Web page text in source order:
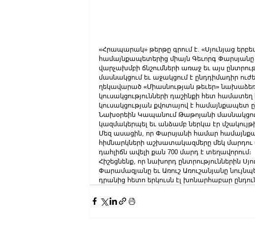
«Հրապարակ» թերթը գրում է. «Սյունյաց
համայնքապետերից միայն Գեւորգ Փարսյանը
վարչախմբի ճնշումների առաջ եւ այս
մասնակցում եւ աջակցում է ընդդիմադիր
ղեկավարած «Միասնության թեւեր»
կուսակցությունների դաշինքի հետ
կուսակցության քվոտայով է համայնքապետ
Նախօրեին Կապանում Թաթոյանի
կազմակերպել եւ անձամբ ներկա էր
Մեզ ասացին, որ Փարսյանի համար
հիմնարկների աշխատակազմերը մեկ մարդու
դահլիճն ավելի քան 700 մարդ է տեղավորում։
Հիշեցնենք, որ նախորդ ընտրություններին
Փարամազյանը եւ Առուշ Առուշանյանը
դրանից հետո երկուսն էլ խոնարհաբար